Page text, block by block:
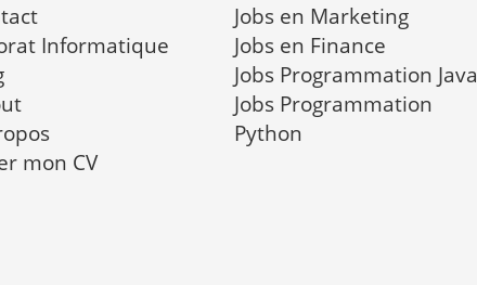
Informatique
mon CV
Jobs en Marketing
Jobs en Finance
Jobs Programmation Java
Jobs Programmation
Python